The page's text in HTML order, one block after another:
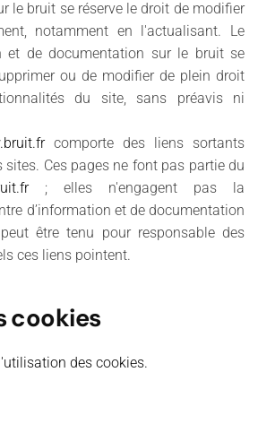
le bruit se réserve le droit de modifier
notamment en l'actualisant. Le
et de documentation sur le bruit se
ou de modifier de plein droit
du site, sans préavis ni
comporte des liens sortants
sites. Ces pages ne font pas partie du
; elles n'engagent pas la
d’information et de documentation
être tenu pour responsable des
ces liens pointent.
cookies
des cookies.